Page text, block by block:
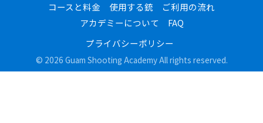
コースと料金 使用する銃
ご利用の流れ
アカデミーについて
FAQ
プライバシーポリシー
© 2026 Guam Shooting Academy All rights reserved.